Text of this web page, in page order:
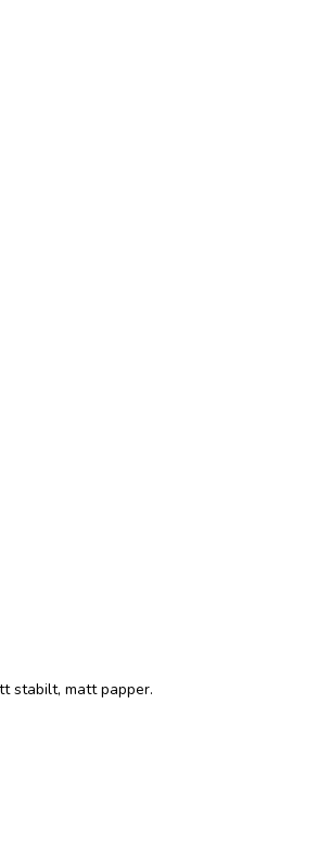
stabilt, matt papper.